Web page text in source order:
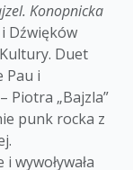
Konopnicka
Dźwięków
Duet
Pau i
Piotra „Bajzla”
punk rocka z
wywoływała